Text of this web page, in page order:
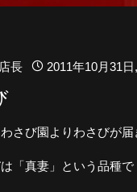
長 2011年10月31
さび園よりわさびが
「真妻」という品種で